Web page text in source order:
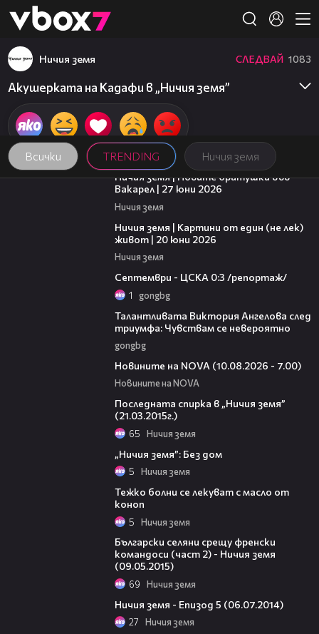
👾
Всички TRENDING Ничия земя
Ничия земя СЛЕДВАЙ 1083
Акушерката на Кадафи в „Ничия земя”
47:07
Ничия земя | Новите братушки във
Вакарел | 27 юни 2026
Ничия земя
Ничия земя | Картини от един (не лек)
живот | 20 юни 2026
Ничия земя
Септември - ЦСКА 0:3 /репортаж/
1 gongbg
Талантливата Виктория Ангелова след
триумфа: Чувствам се невероятно
gongbg
Новините на NOVA (10.08.2026 - 7.00)
Новините на NOVA
Последната спирка в „Ничия земя”
(21.03.2015г.)
65 Ничия земя
„Ничия земя”: Без дом
5 Ничия земя
Тежко болни се лекуват с масло от
коноп
5 Ничия земя
Български селяни срещу френски
командоси (част 2) - Ничия земя
(09.05.2015)
69 Ничия земя
Ничия земя - Епизод 5 (06.07.2014)
27 Ничия земя